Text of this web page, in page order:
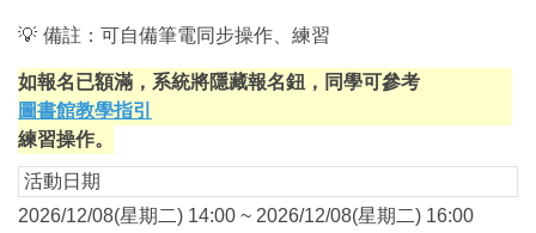
💡 備註：可自備筆電同步操作、練習
如報名已額滿，系統將隱藏報名鈕，同學可參考
圖書館教學指引
練習操作。
活動日期
2026/12/08(星期二) 14:00 ~ 2026/12/08(星期二) 16:00